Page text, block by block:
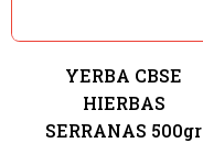
YERBA CBSE
HIERBAS
SERRANAS 500gr